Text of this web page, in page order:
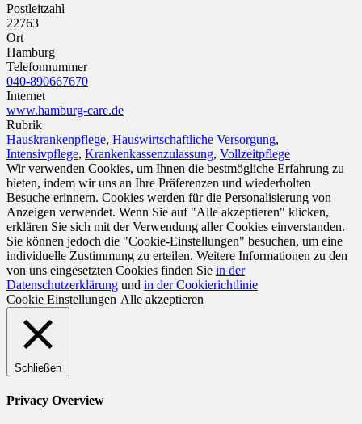
Postleitzahl
22763
Ort
Hamburg
Telefonnummer
040-890667670
Internet
www.hamburg-care.de
Rubrik
Hauskrankenpflege, Hauswirtschaftliche Versorgung,
Intensivpflege, Krankenkassenzulassung, Vollzeitpflege
Wir verwenden Cookies, um Ihnen die bestmögliche Erfahrung zu
bieten, indem wir uns an Ihre Präferenzen und wiederholten
Besuche erinnern. Cookies werden für die Personalisierung von
Anzeigen verwendet. Wenn Sie auf "Alle akzeptieren" klicken,
erklären Sie sich mit der Verwendung aller Cookies einverstanden.
Sie können jedoch die "Cookie-Einstellungen" besuchen, um eine
individuelle Zustimmung zu erteilen. Weitere Informationen zu den
von uns eingesetzten Cookies finden Sie in der
Datenschutzerklärung und in der Cookierichtlinie
Cookie Einstellungen Alle akzeptieren
Schließen
Privacy Overview